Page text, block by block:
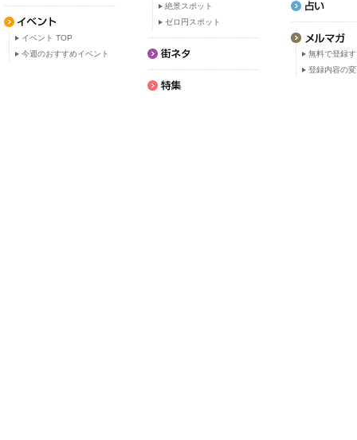
イベント TOP
今週のおすすめイベント
絶景スポット
ゼロ円スポット
無料で登録
登録内容の